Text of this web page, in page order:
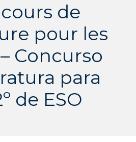
de
pour les
Concurso
para
de ESO